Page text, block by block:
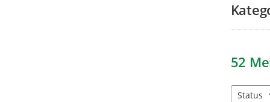
52
Status